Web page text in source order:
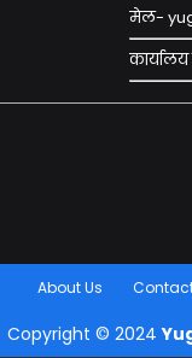
मेल-
About Us
Copyright © 2024